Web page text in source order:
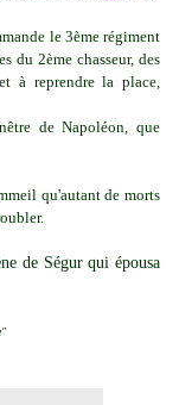
le 3ème régiment
du 2ème chasseur, des
à reprendre la place,
de Napoléon, que
qu'autant de morts
de Ségur qui épousa